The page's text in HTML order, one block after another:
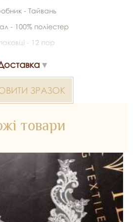
- Тайвань
- 100% поліестер
- 12 пар
ЗРАЗОК
товари